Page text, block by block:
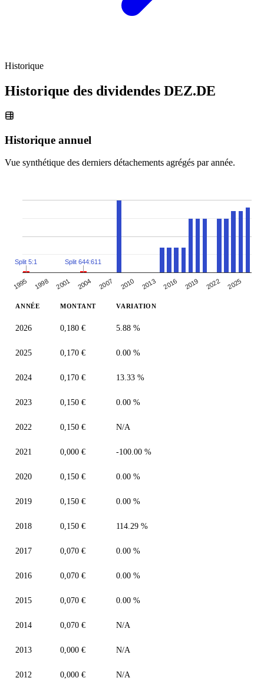
Historique
Historique des dividendes DEZ.DE
Historique annuel
Vue synthétique des derniers détachements agrégés par année.
1995 1998 2001 2004 2007 2010 2013 2016 2019 2022 2025
Split 5:1 Split 644:611
ANNÉE MONTANT VARIATION
2026 0,180 € 5.88 %
2025 0,170 € 0.00 %
2024 0,170 € 13.33 %
2023 0,150 € 0.00 %
2022 0,150 € N/A
2021 0,000 € -100.00 %
2020 0,150 € 0.00 %
2019 0,150 € 0.00 %
2018 0,150 € 114.29 %
2017 0,070 € 0.00 %
2016 0,070 € 0.00 %
2015 0,070 € 0.00 %
2014 0,070 € N/A
2013 0,000 € N/A
2012 0,000 € N/A